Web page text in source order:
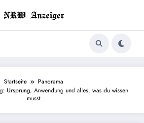
Startseite
Panorama
Ursprung, Anwendung und alles, was du wissen
musst